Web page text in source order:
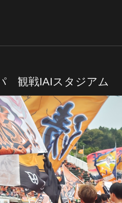
観戦IAIスタジアム